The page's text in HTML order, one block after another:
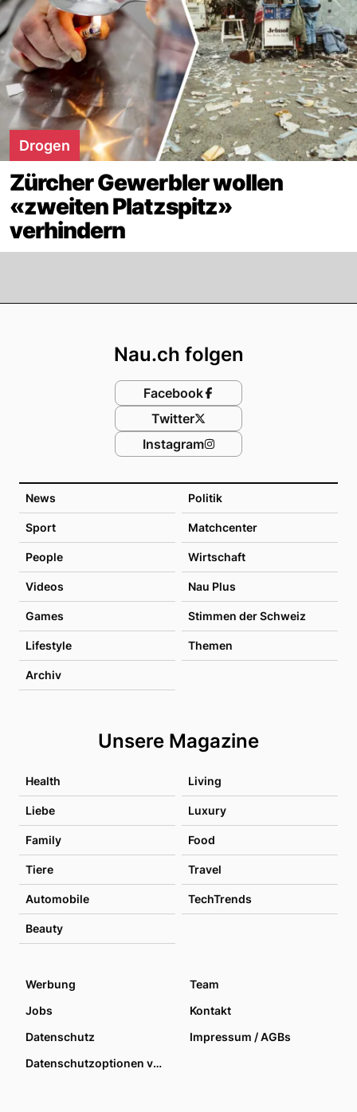
Drogen
Zürcher Gewerbler wollen
«zweiten Platzspitz»
verhindern
News Politik
Sport Matchcenter
People Wirtschaft
Videos Nau Plus
Games Stimmen der Schweiz
Lifestyle Themen
Archiv
Unsere Magazine
Health Living
Liebe Luxury
Family Food
Tiere Travel
Automobile TechTrends
Beauty
Nau.ch folgen
Facebook
Twitter
Instagram
Werbung
Team
Jobs
Kontakt
Datenschutz
Impressum / AGBs
Datenschutzoptionen verwalten